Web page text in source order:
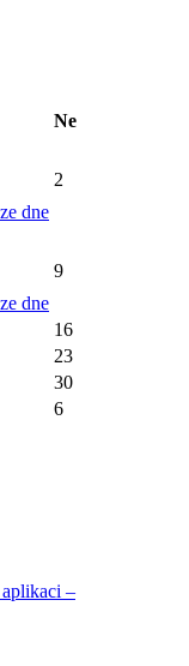
Ne
dne
2
dne
9
16
23
30
6
–